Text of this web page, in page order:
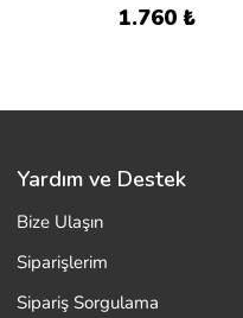
1.760 ₺
Yardım ve Destek
Bize Ulaşın
Siparişlerim
Sipariş Sorgulama